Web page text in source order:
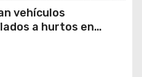
vehículos
a hurtos en
de Zipaquirá